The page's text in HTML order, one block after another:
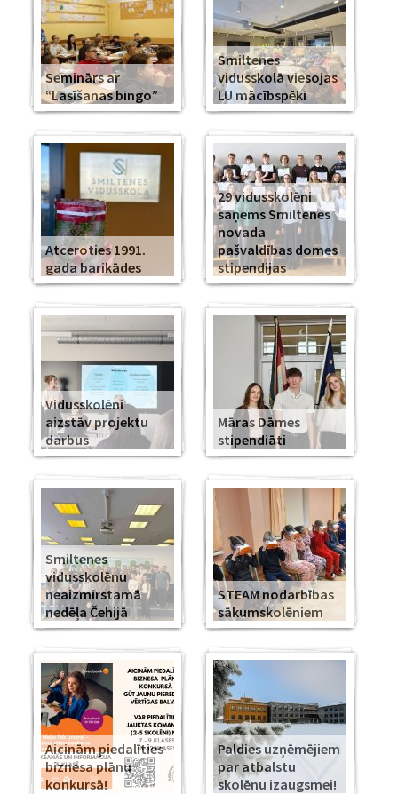
Seminārs ar
“Lasīšanas bingo”
Smiltenes
vidusskolā viesojas
LU mācībspēki
Atceroties 1991.
gada barikādes
29 vidusskolēni
saņems Smiltenes
novada
pašvaldības domes
stipendijas
Vidusskolēni
aizstāv projektu
darbus
Māras Dāmes
stipendiāti
Smiltenes
vidusskolēnu
neaizmirstamā
nedēļa Čehijā
STEAM nodarbības
sākumskolēniem
Aicinām piedalīties
biznesa plānu
konkursā!
Paldies uzņēmējiem
par atbalstu
skolēnu izaugsmei!